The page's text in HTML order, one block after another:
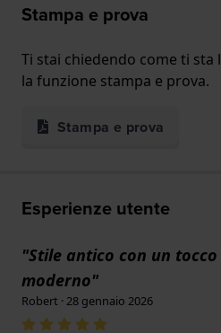
Stampa e prova
Ti stai chiedendo come ti sta
la funzione stampa e prova.
Stampa e prova
Esperienze utente
"Stile antico con un tocco
moderno"
Robert · 28 gennaio 2026